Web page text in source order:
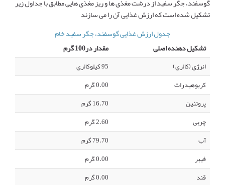
گوسفند، جگر سفید از درشت مغذی ها و ریز مغذی هایی مطابق با جداول زیر
تشکیل شده است که ارزش غذایی آن را می سازند
جدول ارزش غذایی گوسفند، جگر سفید خام
تشکیل دهنده اصلی
مقدار در100 گرم
انرژی (کالری)
95 کیلوکالری
کربوهیدرات
0.00 گرم
پروتئین
16.70 گرم
چربی
2.60 گرم
آب
79.70 گرم
فیبر
0.00 گرم
قند
0.00 گرم